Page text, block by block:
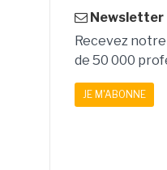
Newsletter
Recevez
de 50 000
JE M'ABONNE